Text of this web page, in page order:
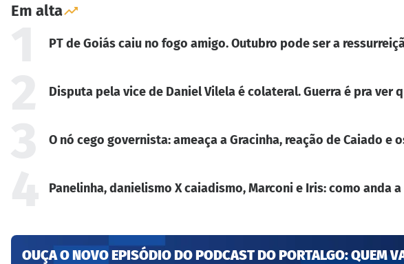
Em alta
PT de Goiás caiu no fogo amigo. Outubro pode ser a
Disputa pela vice de Daniel Vilela é colateral. Guerra é pra ver
O nó cego governista: ameaça a Gracinha, reação de Caiado e
Panelinha, danielismo X caiadismo, Marconi e Iris: como anda
OUÇA O NOVO EPISÓDIO DO PODCAST DO PORTALGO: QUEM